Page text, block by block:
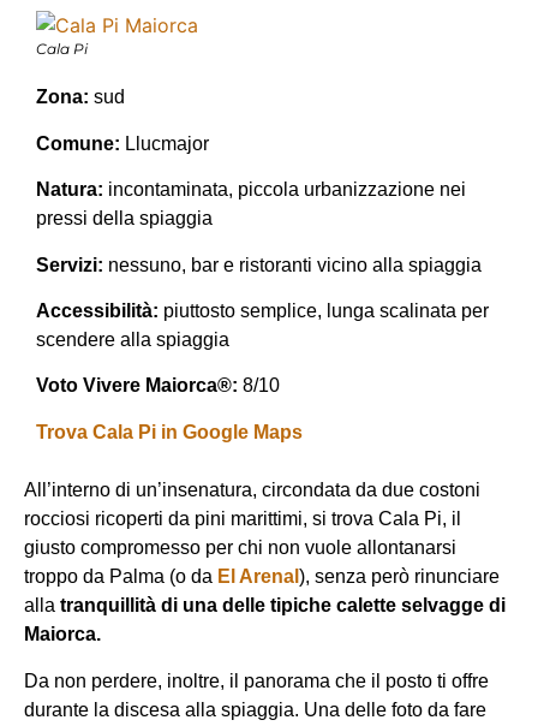
Cala Pi
Zona: sud
Comune: Llucmajor
Natura: incontaminata, piccola urbanizzazione nei
pressi della spiaggia
Servizi: nessuno, bar e ristoranti vicino alla spiaggia
Accessibilità: piuttosto semplice, lunga scalinata per
scendere alla spiaggia
Voto Vivere Maiorca®: 8/10
Trova Cala Pi in Google Maps
All’interno di un’insenatura, circondata da due costoni
rocciosi ricoperti da pini marittimi, si trova Cala Pi, il
giusto compromesso per chi non vuole allontanarsi
troppo da Palma (o da El Arenal ), senza però rinunciare
alla tranquillità di una delle tipiche calette selvagge di
Maiorca.
Da non perdere, inoltre, il panorama che il posto ti offre
durante la discesa alla spiaggia. Una delle foto da fare